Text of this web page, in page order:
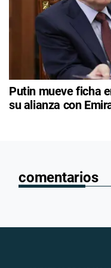
Putin mueve ficha
su alianza con
comentarios